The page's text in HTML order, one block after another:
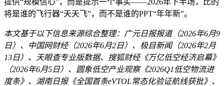
将是谁的飞行器“天天飞”，而不是谁的PPT“年年新”。
本文基于以下信息来源综合整理：广元日报报道（2026年6月9
日）、中国网财经（2026年6月2日）、极目新闻（2026年2月
13日）、天眼查专业版数据、搜狐财经《万亿低空经济启幕》
（2026年6月5日）、圆象低空产业观察《2026Q1低空物流进
度条》、湖南日报《全国首条eVTOL常态化验证航线获批》、